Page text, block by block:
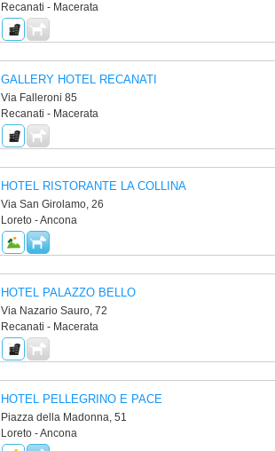
Recanati - Macerata
GALLERY HOTEL RECANATI
Via Falleroni 85
Recanati - Macerata
HOTEL RISTORANTE LA COLLINA
Via San Girolamo, 26
Loreto - Ancona
HOTEL PALAZZO BELLO
Via Nazario Sauro, 72
Recanati - Macerata
HOTEL PELLEGRINO E PACE
Piazza della Madonna, 51
Loreto - Ancona